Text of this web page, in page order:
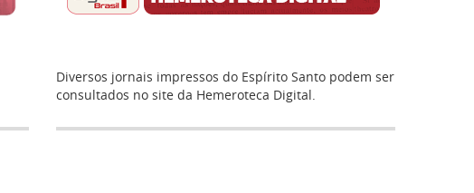
Diversos jornais impressos do Espírito Santo podem ser
consultados no site da Hemeroteca Digital.